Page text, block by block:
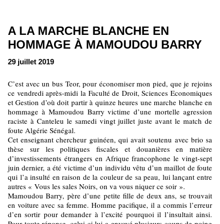
A LA MARCHE BLANCHE EN
HOMMAGE À MAMOUDOU BARRY
29 juillet 2019
C’est avec un bus Teor, pour économiser mon pied, que je rejoins
ce vendredi après-midi la Faculté de Droit, Sciences Economiques
et Gestion d’où doit partir à quinze heures une marche blanche en
hommage à Mamoudou Barry victime d’une mortelle agression
raciste à Canteleu le samedi vingt juillet juste avant le match de
foute Algérie Sénégal.
Cet enseignant chercheur guinéen, qui avait soutenu avec brio sa
thèse sur les politiques fiscales et douanières en matière
d’investissements étrangers en Afrique francophone le vingt-sept
juin dernier, a été victime d’un individu vêtu d’un maillot de foute
qui l’a insulté en raison de la couleur de sa peau, lui lançant entre
autres « Vous les sales Noirs, on va vous niquer ce soir ».
Mamoudou Barry, père d’une petite fille de deux ans, se trouvait
en voiture avec sa femme. Homme pacifique, il a commis l’erreur
d’en sortir pour demander à l’excité pourquoi il l’insultait ainsi.